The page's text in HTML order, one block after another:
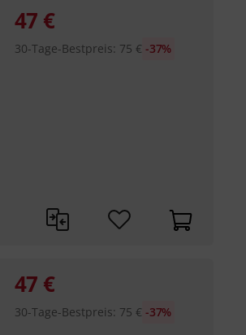
47 €
30-Tage-Bestpreis: 75 € -37%
47 €
30-Tage-Bestpreis: 75 € -37%